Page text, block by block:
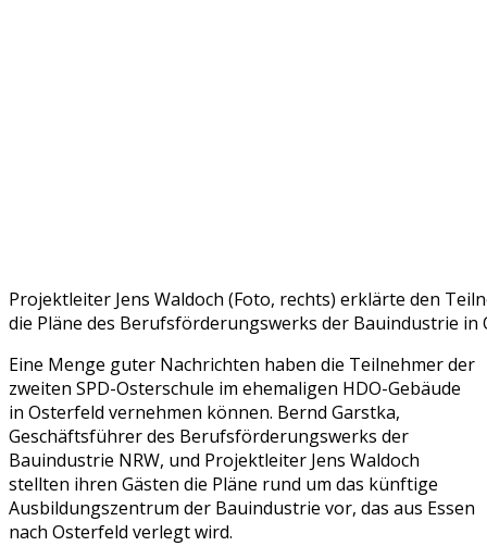
Projektleiter Jens Waldoch (Foto, rechts) erklärte den
die Pläne des Berufsförderungswerks der Bauindustrie in
Eine Menge guter Nachrichten haben die Teilnehmer der
zweiten SPD-Osterschule im ehemaligen HDO-Gebäude
in Osterfeld vernehmen können. Bernd Garstka,
Geschäftsführer des Berufsförderungswerks der
Bauindustrie NRW, und Projektleiter Jens Waldoch
stellten ihren Gästen die Pläne rund um das künftige
Ausbildungszentrum der Bauindustrie vor, das aus Essen
nach Osterfeld verlegt wird.